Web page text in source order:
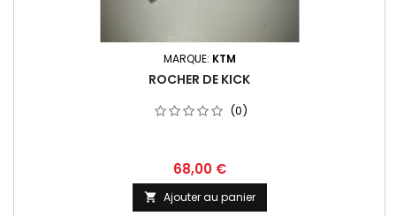
MARQUE: KTM
ROCHER DE KICK
(0)
68,00 €
 Ajouter au panier